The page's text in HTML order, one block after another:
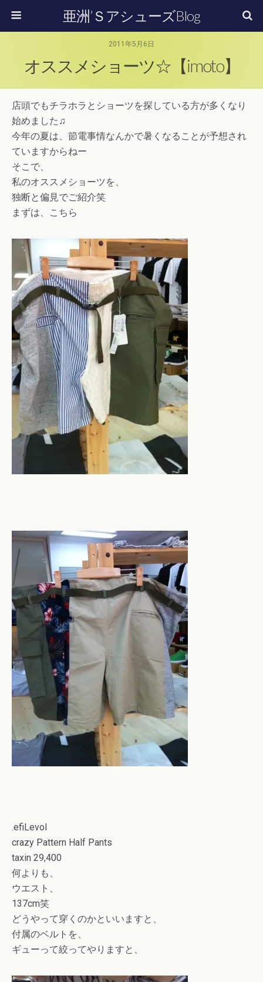
亜洲’ＳアシューズBlog
2011年5月6日
オススメショーツ☆【imoto】
店頭でもチラホラとショーツを探している方が多くなり
始めました♫
今年の夏は、節電事情なんかで暑くなることが予想され
ていますからねー
そこで、
私のオススメショーツを、
独断と偏見でご紹介笑
まずは、こちら
.efiLevol
crazy Pattern Half Pants
taxin 29,400
何よりも、
ウエスト、
137cm笑
どうやって穿くのかといいますと、
付属のベルトを、
ギューって絞ってやりますと、